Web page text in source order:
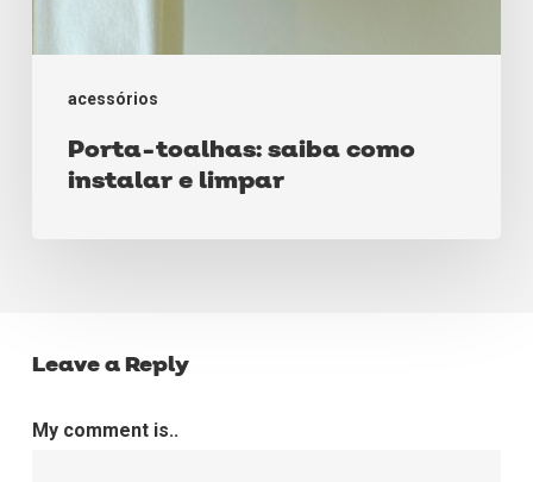
acessórios
Porta-toalhas: saiba como
instalar e limpar
Leave a Reply
My comment is..